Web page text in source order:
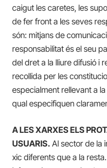
caigut les caretes, les
de fer front a les seves
són: mitjans de
responsabilitat és el seu
del dret a la lliure difusió i
recollida per les
especialment rellevant a
qual especifiquen
A LES XARXES ELS
USUARIS. Al sector de la
xic diferents que a la